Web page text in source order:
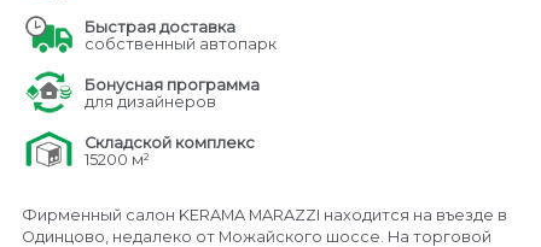
Быстрая доставка
собственный автопарк
Бонусная программа
для дизайнеров
Складской комплекс
15200 м²
Фирменный салон KERAMA MARAZZI находится на въезде в
Одинцово, недалеко от Можайского шоссе. На торговой